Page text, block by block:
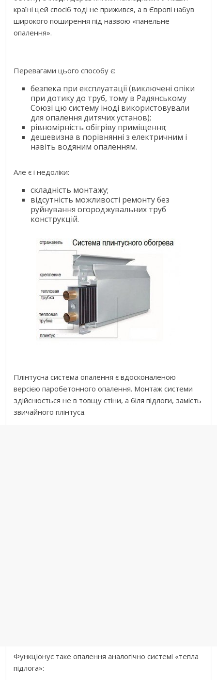
країні цей спосіб тоді не прижився, а в Європі набув
широкого поширення під назвою «панельне
опалення».
Перевагами цього способу є:
безпека при експлуатації (виключені опіки
при дотику до труб, тому в Радянському
Союзі цю систему іноді використовували
для опалення дитячих установ);
рівномірність обігріву приміщення;
дешевизна в порівнянні з електричним і
навіть водяним опаленням.
Але є і недоліки:
складність монтажу;
відсутність можливості ремонту без
руйнування огороджувальних труб
конструкцій.
Плінтусна система опалення є вдосконаленою
версією паробетонного опалення. Монтаж системи
здійснюється не в товщу стіни, а біля підлоги, замість
звичайного плінтуса.
Функціонує таке опалення аналогічно системі «тепла
підлога»: